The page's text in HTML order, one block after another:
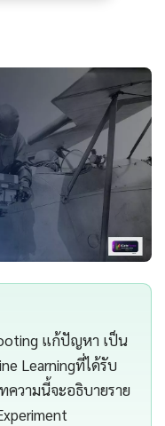
แก้ปัญหา เป็น
Learningที่ได้รับ
ความนี้จะอธิบายราย